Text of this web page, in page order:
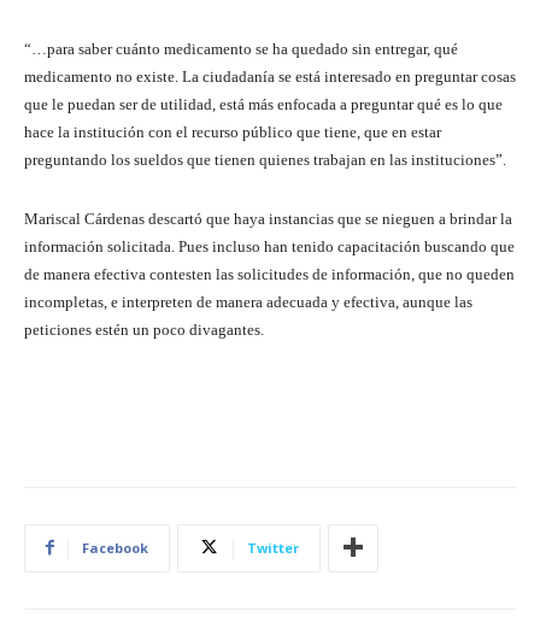
“…para saber cuánto medicamento se ha quedado sin entregar, qué
medicamento no existe. La ciudadanía se está interesado en preguntar cosas
que le puedan ser de utilidad, está más enfocada a preguntar qué es lo que
hace la institución con el recurso público que tiene, que en estar
preguntando los sueldos que tienen quienes trabajan en las instituciones”.
Mariscal Cárdenas descartó que haya instancias que se nieguen a brindar la
información solicitada. Pues incluso han tenido capacitación buscando que
de manera efectiva contesten las solicitudes de información, que no queden
incompletas, e interpreten de manera adecuada y efectiva, aunque las
peticiones estén un poco divagantes.
Facebook Twitter